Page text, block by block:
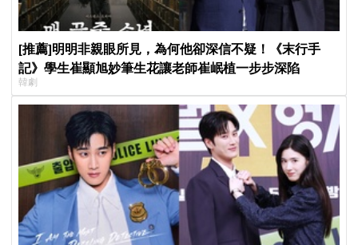
[推薦]明明非親眼所見，為何他卻深信不疑！《末行手
記》學生崔顯旭妙筆生花讓老師崔岷植一步步深陷
韓劇